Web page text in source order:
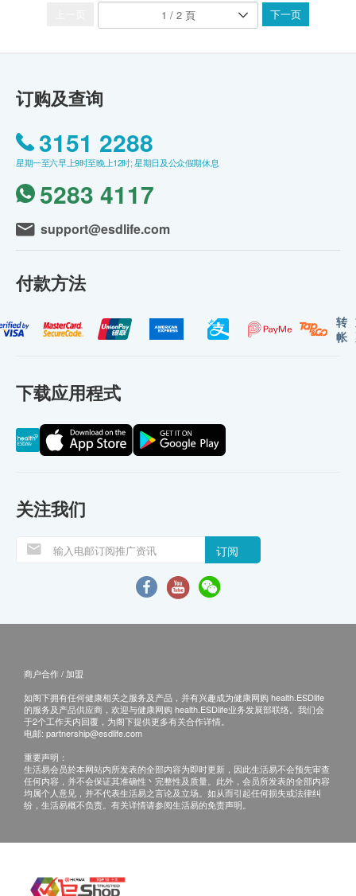
下一页
订购及查询
3151 2288
星期一至六早上9时至晚上12时; 星期日及公众假期休息
5283 4117
support@esdlife.com
付款方法
转
帐
下载应用程式
关注我们
订阅
商户合作 / 加盟
如阁下拥有任何健康相关之服务及产品，并有兴趣成为健康网购 health.ESDlife
的服务及产品供应商，欢迎与健康网购 health.ESDlife业务发展部联络。我们会
于2个工作天内回覆，为阁下提供更多有关合作详情。
电邮: partnership@esdlife.com
重要声明：
生活易会员於本网站内所发表的全部内容为即时更新，因此生活易不会预先审查
任何内容，并不会保证其准确性丶完整性及质量。此外，会员所发表的全部内容
均属个人意见，并不代表生活易之言论及立场。如从而引起任何损失或法律纠
纷，生活易概不负责。有关详情请参阅生活易的免责声明。